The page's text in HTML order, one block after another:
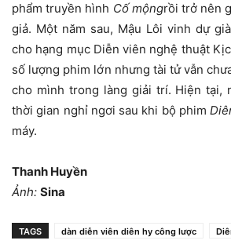
phẩm truyền hình Cố mộngrồi trở nên
giả. Một năm sau, Mậu Lôi vinh dự
cho hạng mục Diễn viên nghệ thuật
số lượng phim lớn nhưng tài tử vẫn
cho mình trong làng giải trí. Hiện tại,
thời gian nghỉ ngơi sau khi bộ phim
máy.
Thanh Huyền
Ảnh: Sina
TAGS dàn diễn viên diên hy công lược